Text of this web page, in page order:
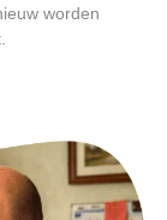
worden